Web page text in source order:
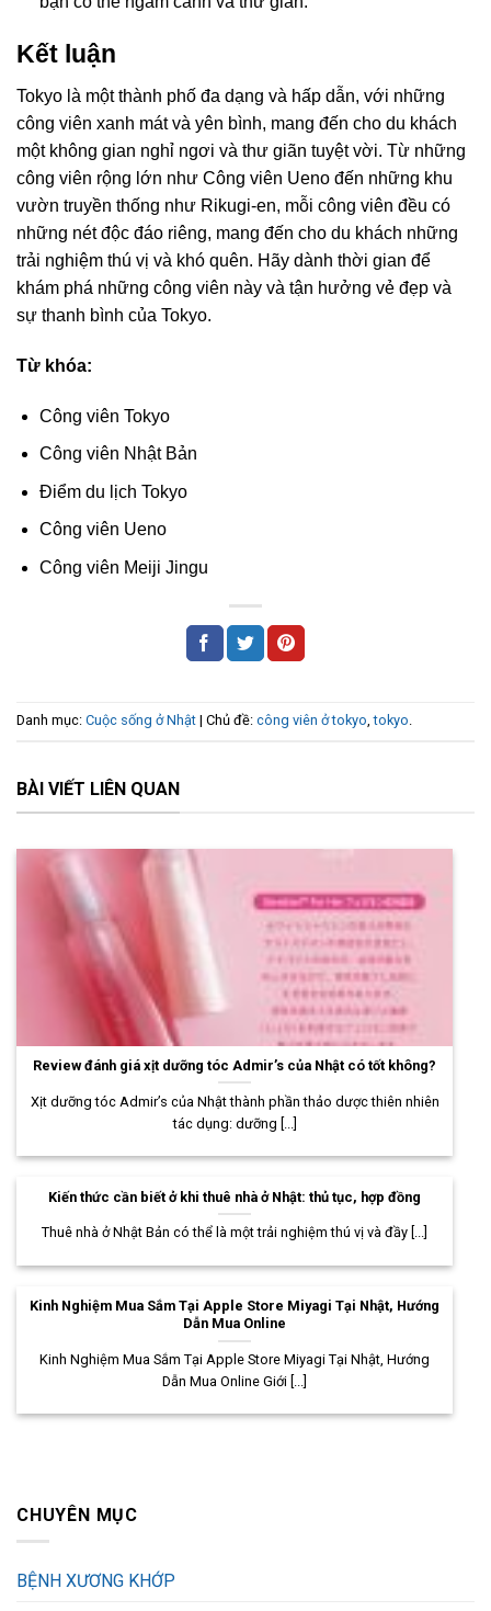
Kết luận
Tokyo là một thành phố đa dạng và hấp dẫn, với những
công viên xanh mát và yên bình, mang đến cho du khách
một không gian nghỉ ngơi và thư giãn tuyệt vời. Từ những
công viên rộng lớn như Công viên Ueno đến những khu
vườn truyền thống như Rikugi-en, mỗi công viên đều có
những nét độc đáo riêng, mang đến cho du khách những
trải nghiệm thú vị và khó quên. Hãy dành thời gian để
khám phá những công viên này và tận hưởng vẻ đẹp và
sự thanh bình của Tokyo.
Từ khóa:
Công viên Tokyo
Công viên Nhật Bản
Điểm du lịch Tokyo
Công viên Ueno
Công viên Meiji Jingu
Danh mục: Cuộc sống ở Nhật | Chủ đề: công viên ở tokyo,tokyo.
BÀI VIẾT LIÊN QUAN
Review đánh giá xịt dưỡng tóc Admir’s của Nhật có tốt không?
Xịt dưỡng tóc Admir’s của Nhật thành phần thảo dược thiên nhiên
tác dụng: dưỡng [...]
Kiến thức cần biết ở khi thuê nhà ở Nhật: thủ tục, hợp đồng
Thuê nhà ở Nhật Bản có thể là một trải nghiệm thú vị và đầy [...]
Kinh Nghiệm Mua Sắm Tại Apple Store Miyagi Tại Nhật, Hướng
Dẫn Mua Online
Kinh Nghiệm Mua Sắm Tại Apple Store Miyagi Tại Nhật, Hướng
Dẫn Mua Online Giới [...]
CHUYÊN MỤC
BỆNH XƯƠNG KHỚP